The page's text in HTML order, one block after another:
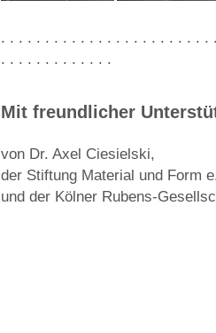
. . . . . . . . . . . . . . . . . . . . . . .
. . . . . . . . . . . . .
Mit freundlicher
von Dr. Axel Ciesielski,
der Stiftung Material und Form
und der Kölner Rubens-